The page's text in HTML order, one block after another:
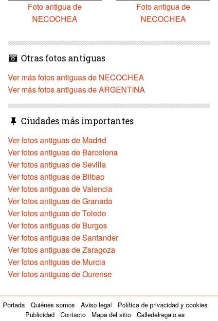
Foto antigua de
NECOCHEA
Foto antigua de
NECOCHEA
Otras fotos antiguas
Ver más fotos antiguas de NECOCHEA
Ver más fotos antiguas de ARGENTINA
Ciudades más importantes
Ver fotos antiguas de Madrid
Ver fotos antiguas de Barcelona
Ver fotos antiguas de Sevilla
Ver fotos antiguas de Bilbao
Ver fotos antiguas de Valencia
Ver fotos antiguas de Granada
Ver fotos antiguas de Toledo
Ver fotos antiguas de Burgos
Ver fotos antiguas de Santander
Ver fotos antiguas de Zaragoza
Ver fotos antiguas de Murcia
Ver fotos antiguas de Ourense
Portada Quiénes somos Aviso legal
Política de privacidad y cookies
Publicidad
Contacto Mapa del sitio
Calledelregalo.es